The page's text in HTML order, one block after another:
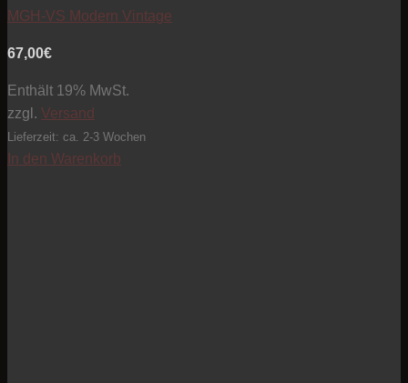
MGH-VS Modern Vintage
67,00€
Enthält 19% MwSt.
zzgl. Versand
Lieferzeit: ca. 2-3 Wochen
In den Warenkorb